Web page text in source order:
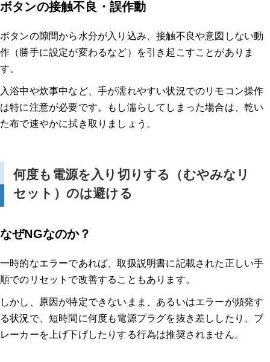
ボタンの接触不良・誤作動
ボタンの隙間から水分が入り込み、接触不良や意図しない動
作（勝手に設定が変わるなど）を引き起こすことがありま
す。
入浴中や炊事中など、手が濡れやすい状況でのリモコン操作
は特に注意が必要です。もし濡らしてしまった場合は、乾い
た布で速やかに拭き取りましょう。
何度も電源を入り切りする（むやみなリ
セット）のは避ける
なぜNGなのか？
一時的なエラーであれば、取扱説明書に記載された正しい手
順でのリセットで改善することもあります。
しかし、原因が特定できないまま、あるいはエラーが頻発す
る状況で、短時間に何度も電源プラグを抜き差ししたり、ブ
レーカーを上げ下げしたりする行為は推奨されません。